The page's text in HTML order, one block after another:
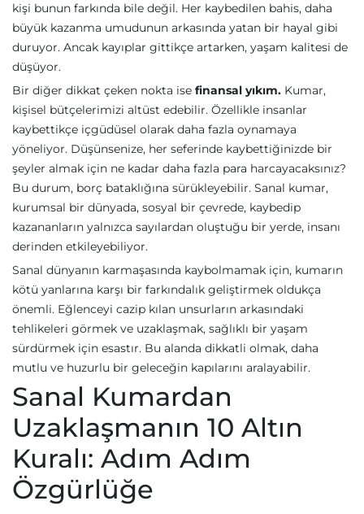
kişi bunun farkında bile değil. Her kaybedilen bahis, daha
büyük kazanma umudunun arkasında yatan bir hayal gibi
duruyor. Ancak kayıplar gittikçe artarken, yaşam kalitesi de
düşüyor.
Bir diğer dikkat çeken nokta ise finansal yıkım. Kumar,
kişisel bütçelerimizi altüst edebilir. Özellikle insanlar
kaybettikçe içgüdüsel olarak daha fazla oynamaya
yöneliyor. Düşünsenize, her seferinde kaybettiğinizde bir
şeyler almak için ne kadar daha fazla para harcayacaksınız?
Bu durum, borç bataklığına sürükleyebilir. Sanal kumar,
kurumsal bir dünyada, sosyal bir çevrede, kaybedip
kazananların yalnızca sayılardan oluştuğu bir yerde, insanı
derinden etkileyebiliyor.
Sanal dünyanın karmaşasında kaybolmamak için, kumarın
kötü yanlarına karşı bir farkındalık geliştirmek oldukça
önemli. Eğlenceyi cazip kılan unsurların arkasındaki
tehlikeleri görmek ve uzaklaşmak, sağlıklı bir yaşam
sürdürmek için esastır. Bu alanda dikkatli olmak, daha
mutlu ve huzurlu bir geleceğin kapılarını aralayabilir.
Sanal Kumardan
Uzaklaşmanın 10 Altın
Kuralı: Adım Adım
Özgürlüğe